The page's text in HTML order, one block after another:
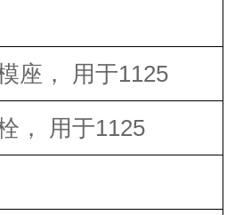
座， 用于1125
， 用于1125